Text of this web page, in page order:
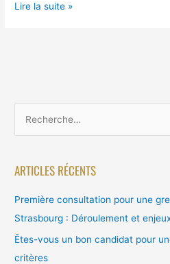
Lire la suite »
h
e
r
c
ARTICLES RÉCENTS
Première consultation pour une
Strasbourg : Déroulement et
Êtes-vous un bon candidat pour
critères